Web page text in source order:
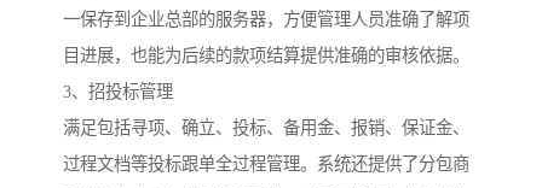
一保存到企业总部的服务器，方便管理人员准确了解项
目进展，也能为后续的款项结算提供准确的审核依据。
3、招投标管理
满足包括寻项、确立、投标、备用金、报销、保证金、
过程文档等投标跟单全过程管理。系统还提供了分包商